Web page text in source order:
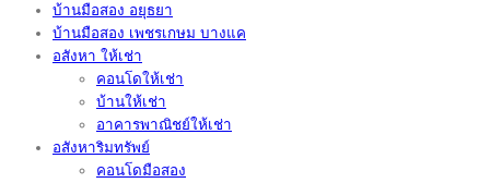
บ้านมือสอง อยุธยา
บ้านมือสอง เพชรเกษม บางแค
อสังหา ให้เช่า
คอนโดให้เช่า
บ้านให้เช่า
อาคารพาณิชย์ให้เช่า
อสังหาริมทรัพย์
คอนโดมือสอง